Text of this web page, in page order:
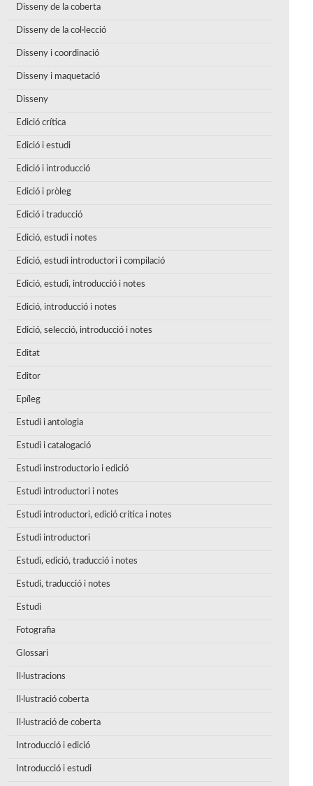
Disseny de la coberta
Disseny de la col·lecció
Disseny i coordinació
Disseny i maquetació
Disseny
Edició crítica
Edició i estudi
Edició i introducció
Edició i pròleg
Edició i traducció
Edició, estudi i notes
Edició, estudi introductori i compilació
Edició, estudi, introducció i notes
Edició, introducció i notes
Edició, selecció, introducció i notes
Editat
Editor
Epíleg
Estudi i antologia
Estudi i catalogació
Estudi instroductorio i edició
Estudi introductori i notes
Estudi introductori, edició crítica i notes
Estudi introductori
Estudi, edició, traducció i notes
Estudi, traducció i notes
Estudi
Fotografia
Glossari
Il·lustracions
Il·lustració coberta
Il·lustració de coberta
Introducció i edició
Introducció i estudi